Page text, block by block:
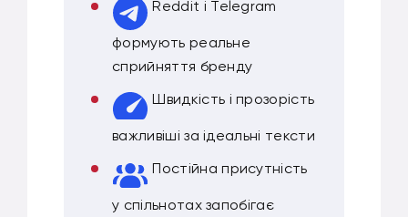
Reddit і Telegram
формують реальне
сприйняття бренду
Швидкість і прозорість
важливіші за ідеальні тексти
Постійна присутність
у спільнотах запобігає